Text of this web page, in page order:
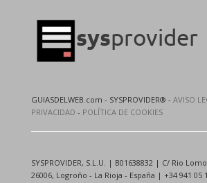
GUIASDELWEB.com - SYSPROVIDER® - AVISO
PRIVACIDAD - POLÍTICA DE COOKIES
SYSPROVIDER, S.L.U. | B01638832 | C/ Rio
26006, Logroño - La Rioja - España | +34 941 05